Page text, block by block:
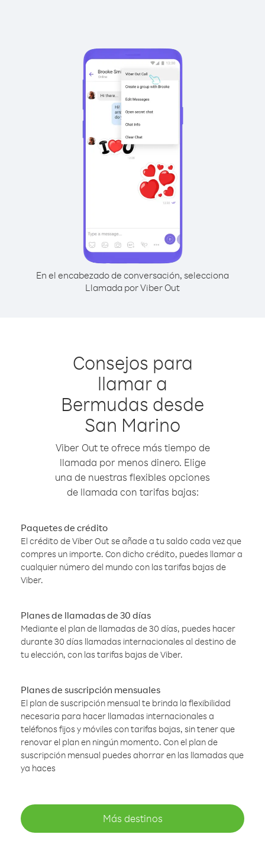
En el encabezado de conversación, selecciona
Llamada por Viber Out
Consejos para
llamar a
Bermudas desde
San Marino
Viber Out te ofrece más tiempo de
llamada por menos dinero. Elige
una de nuestras flexibles opciones
de llamada con tarifas bajas:
Paquetes de crédito
El crédito de Viber Out se añade a tu saldo cada vez que
compres un importe. Con dicho crédito, puedes llamar a
cualquier número del mundo con las tarifas bajas de
Viber.
Planes de llamadas de 30 días
Mediante el plan de llamadas de 30 días, puedes hacer
durante 30 días llamadas internacionales al destino de
tu elección, con las tarifas bajas de Viber.
Planes de suscripción mensuales
El plan de suscripción mensual te brinda la flexibilidad
necesaria para hacer llamadas internacionales a
teléfonos fijos y móviles con tarifas bajas, sin tener que
renovar el plan en ningún momento. Con el plan de
suscripción mensual puedes ahorrar en las llamadas que
ya haces
Más destinos